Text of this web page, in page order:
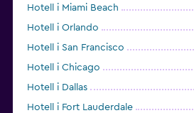
Hotell i Miami Beach
Hotell i Orlando
Hotell i San Francisco
Hotell i Chicago
Hotell i Dallas
Hotell i Fort Lauderdale